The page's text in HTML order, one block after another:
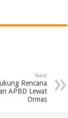
Next
Rencana
APBD Lewat
Ormas